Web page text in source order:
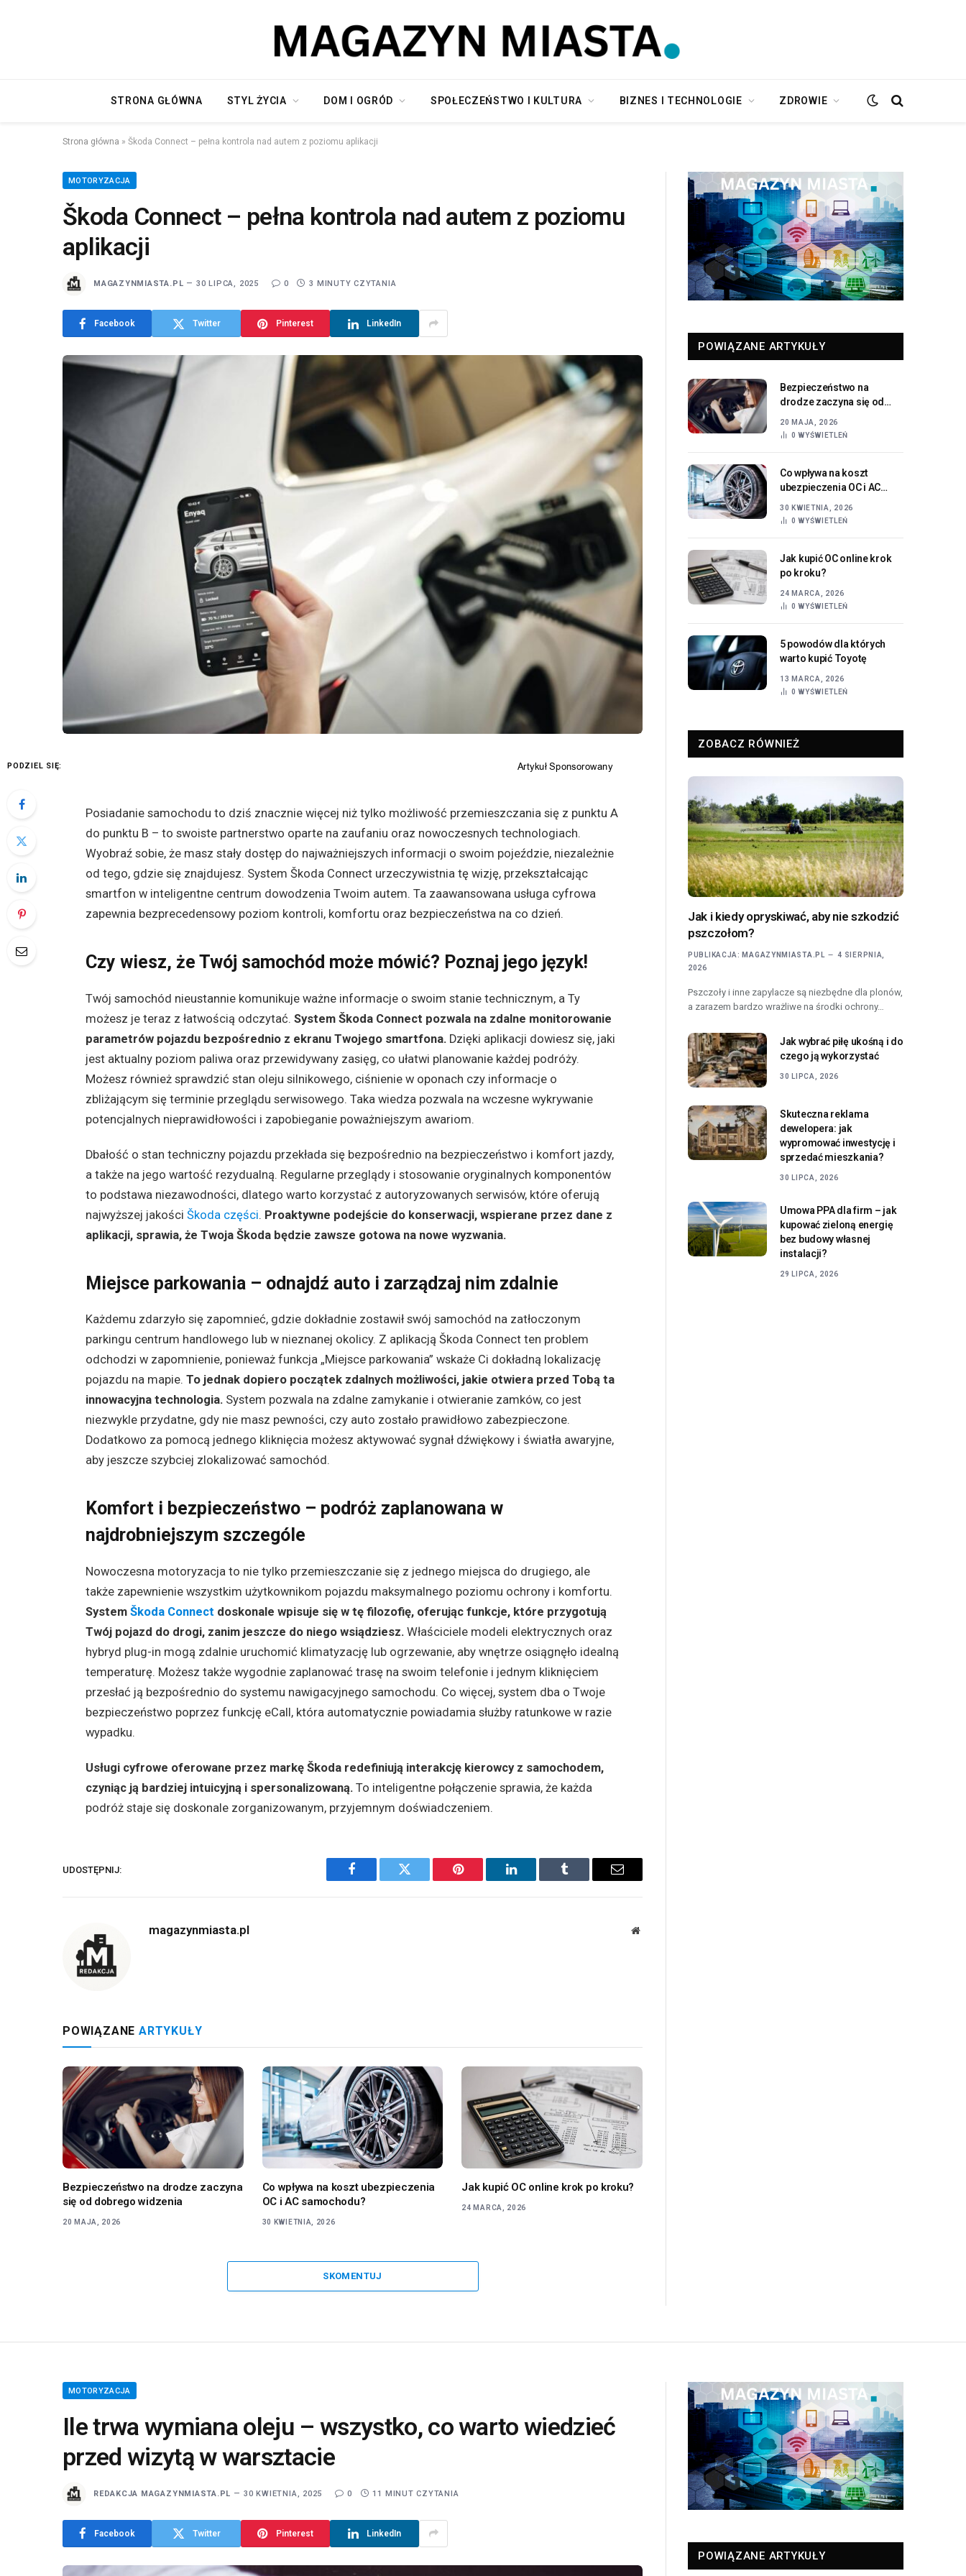
STRONA GŁÓWNA STYL ŻYCIA DOM I OGRÓD SPOŁECZEŃSTWO I KULTURA BIZNES I TECHNOLOGIE ZDROWIE
Strona główna » Škoda Connect – pełna kontrola nad autem z poziomu aplikacji
MOTORYZACJA
Škoda Connect – pełna kontrola nad autem z poziomu
aplikacji
MAGAZYNMIASTA.PL 30 LIPCA, 2025 0 3 MINUTY CZYTANIA
Facebook Twitter Pinterest LinkedIn
PODZIEL SIĘ:
Posiadanie samochodu to dziś znacznie więcej niż tylko możliwość przemieszczania się z punktu A
do punktu B – to swoiste partnerstwo oparte na zaufaniu oraz nowoczesnych technologiach.
Wyobraź sobie, że masz stały dostęp do najważniejszych informacji o swoim pojeździe, niezależnie
od tego, gdzie się znajdujesz. System Škoda Connect urzeczywistnia tę wizję, przekształcając
smartfon w inteligentne centrum dowodzenia Twoim autem. Ta zaawansowana usługa cyfrowa
zapewnia bezprecedensowy poziom kontroli, komfortu oraz bezpieczeństwa na co dzień.
Czy wiesz, że Twój samochód może mówić? Poznaj jego język!
Twój samochód nieustannie komunikuje ważne informacje o swoim stanie technicznym, a Ty
możesz je teraz z łatwością odczytać. System Škoda Connect pozwala na zdalne monitorowanie
parametrów pojazdu bezpośrednio z ekranu Twojego smartfona. Dzięki aplikacji dowiesz się, jaki
jest aktualny poziom paliwa oraz przewidywany zasięg, co ułatwi planowanie każdej podróży.
Możesz również sprawdzić stan oleju silnikowego, ciśnienie w oponach czy informacje o
zbliżającym się terminie przeglądu serwisowego. Taka wiedza pozwala na wczesne wykrywanie
potencjalnych nieprawidłowości i zapobieganie poważniejszym awariom.
Dbałość o stan techniczny pojazdu przekłada się bezpośrednio na bezpieczeństwo i komfort jazdy,
a także na jego wartość rezydualną. Regularne przeglądy i stosowanie oryginalnych komponentów
to podstawa niezawodności, dlatego warto korzystać z autoryzowanych serwisów, które oferują
najwyższej jakości Škoda części. Proaktywne podejście do konserwacji, wspierane przez dane z
aplikacji, sprawia, że Twoja Škoda będzie zawsze gotowa na nowe wyzwania.
Miejsce parkowania – odnajdź auto i zarządzaj nim zdalnie
Każdemu zdarzyło się zapomnieć, gdzie dokładnie zostawił swój samochód na zatłoczonym
parkingu centrum handlowego lub w nieznanej okolicy. Z aplikacją Škoda Connect ten problem
odchodzi w zapomnienie, ponieważ funkcja „Miejsce parkowania” wskaże Ci dokładną lokalizację
pojazdu na mapie. To jednak dopiero początek zdalnych możliwości, jakie otwiera przed Tobą ta
innowacyjna technologia. System pozwala na zdalne zamykanie i otwieranie zamków, co jest
niezwykle przydatne, gdy nie masz pewności, czy auto zostało prawidłowo zabezpieczone.
Dodatkowo za pomocą jednego kliknięcia możesz aktywować sygnał dźwiękowy i światła awaryjne,
aby jeszcze szybciej zlokalizować samochód.
Komfort i bezpieczeństwo – podróż zaplanowana w
najdrobniejszym szczególe
Nowoczesna motoryzacja to nie tylko przemieszczanie się z jednego miejsca do drugiego, ale
także zapewnienie wszystkim użytkownikom pojazdu maksymalnego poziomu ochrony i komfortu.
System Škoda Connect doskonale wpisuje się w tę filozofię, oferując funkcje, które przygotują
Twój pojazd do drogi, zanim jeszcze do niego wsiądziesz. Właściciele modeli elektrycznych oraz
hybryd plug-in mogą zdalnie uruchomić klimatyzację lub ogrzewanie, aby wnętrze osiągnęło idealną
temperaturę. Możesz także wygodnie zaplanować trasę na swoim telefonie i jednym kliknięciem
przesłać ją bezpośrednio do systemu nawigacyjnego samochodu. Co więcej, system dba o Twoje
bezpieczeństwo poprzez funkcję eCall, która automatycznie powiadamia służby ratunkowe w razie
wypadku.
Usługi cyfrowe oferowane przez markę Škoda redefiniują interakcję kierowcy z samochodem,
czyniąc ją bardziej intuicyjną i spersonalizowaną.To inteligentne połączenie sprawia, że każda
podróż staje się doskonale zorganizowanym, przyjemnym doświadczeniem.
UDOSTĘPNIJ:
Facebook Twitter Pinterest LinkedIn Tumblr Email
magazynmiasta.pl Website
POWIĄZANE ARTYKUŁY
Bezpieczeństwo na drodze zaczyna
się od dobrego widzenia
20 MAJA, 2026
Co wpływa na koszt ubezpieczenia
OC i AC samochodu?
30 KWIETNIA, 2026
Jak kupić OC online krok po kroku?
24 MARCA, 2026
SKOMENTUJ
POWIĄZANE ARTYKUŁY
Bezpieczeństwo na
drodze zaczyna się od
20 MAJA, 2026
0WYŚWIETLEŃ
Co wpływa na koszt
ubezpieczenia OC i AC
30 KWIETNIA, 2026
0WYŚWIETLEŃ
Jak kupić OC online krok
po kroku?
24 MARCA, 2026
0WYŚWIETLEŃ
5 powodów dla których
warto kupić Toyotę
13 MARCA, 2026
0WYŚWIETLEŃ
ZOBACZ RÓWNIEŻ
Jak i kiedy opryskiwać, aby nie szkodzić
pszczołom?
PUBLIKACJA: MAGAZYNMIASTA.PL
4 SIERPNIA,
2026
Pszczoły i inne zapylacze są niezbędne dla plonów,
a zarazem bardzo wrażliwe na środki ochrony…
Jak wybrać piłę ukośną i do
czego ją wykorzystać
30 LIPCA, 2026
Skuteczna reklama
dewelopera: jak
wypromować inwestycję i
sprzedać mieszkania?
30 LIPCA, 2026
Umowa PPA dla firm – jak
kupować zieloną energię
bez budowy własnej
instalacji?
29 LIPCA, 2026
MOTORYZACJA
Ile trwa wymiana oleju – wszystko, co warto wiedzieć
przed wizytą w warsztacie
REDAKCJA MAGAZYNMIASTA.PL 30 KWIETNIA, 2025 0 11 MINUT CZYTANIA
Facebook Twitter Pinterest LinkedIn
POWIĄZANE ARTYKUŁY